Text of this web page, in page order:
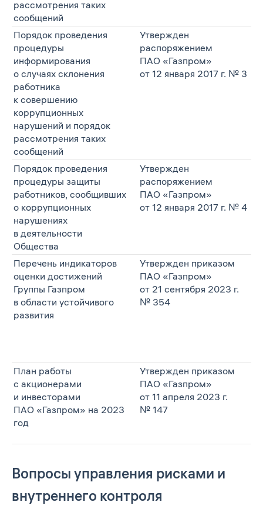
рассмотрения таких
сообщений
Порядок проведения
процедуры
информирования
о случаях склонения
работника
к совершению
коррупционных
нарушений и порядок
рассмотрения таких
сообщений
Утвержден
распоряжением
ПАО «Газпром»
от 12 января 2017 г. № 3
Порядок проведения
процедуры защиты
работников, сообщивших
о коррупционных
нарушениях
в деятельности
Общества
Утвержден
распоряжением
ПАО «Газпром»
от 12 января 2017 г. № 4
Перечень индикаторов
оценки достижений
Группы Газпром
в области устойчивого
развития
Утвержден приказом
ПАО «Газпром»
от 21 сентября 2023 г.
№ 354
План работы
с акционерами
и инвесторами
ПАО «Газпром» на 2023
год
Утвержден приказом
ПАО «Газпром»
от 11 апреля 2023 г.
№ 147
Вопросы управления рисками и
внутреннего контроля